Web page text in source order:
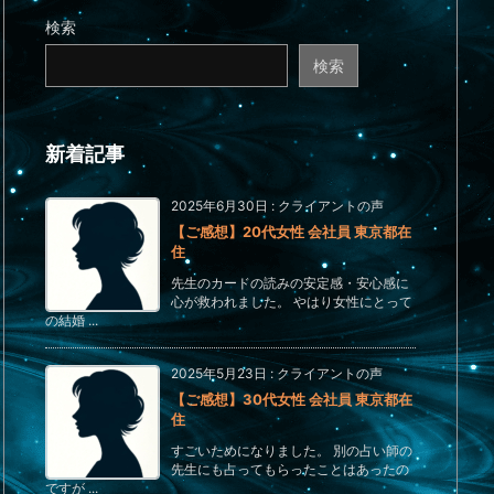
検索
検索
新着記事
2025年6月30日 : クライアントの声
【ご感想】20代女性 会社員 東京都在
住
先生のカードの読みの安定感・安心感に
心が救われました。 やはり女性にとって
の結婚 ...
2025年5月23日 : クライアントの声
【ご感想】30代女性 会社員 東京都在
住
すごいためになりました。 別の占い師の
先生にも占ってもらったことはあったの
ですが ...